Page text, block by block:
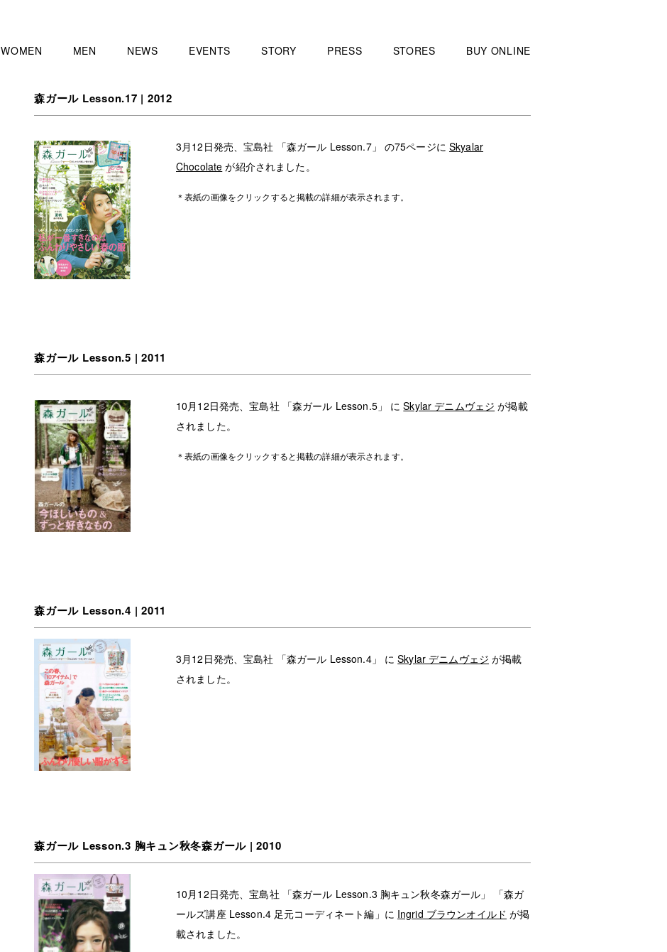
WOMEN MEN NEWS EVENTS STORY PRESS STORES BUY ONLINE
森ガール Lesson.17 | 2012
3月12日発売、宝島社 「森ガール Lesson.7」 の75ページにSkyalar
Chocolate が紹介されました。
＊表紙の画像をクリックすると掲載の詳細が表示されます。
森ガール Lesson.5 | 2011
10月12日発売、宝島社 「森ガール Lesson.5」 にSkylar デニムヴェジ が掲載
されました。
＊表紙の画像をクリックすると掲載の詳細が表示されます。
森ガール Lesson.4 | 2011
3月12日発売、宝島社 「森ガール Lesson.4」 にSkylar デニムヴェジ が掲載
されました。
森ガール Lesson.3 胸キュン秋冬森ガール | 2010
10月12日発売、宝島社 「森ガール Lesson.3 胸キュン秋冬森ガール」 「森ガ
ールズ講座 Lesson.4 足元コーディネート編」に Ingrid ブラウンオイルド が掲
載されました。